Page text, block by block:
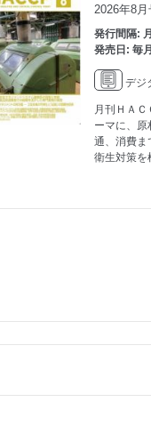
2026年8月
発行間隔:
発売日: 毎
デジ
月刊ＨＡ
ーマに、
通、消費ま
衛生対策を